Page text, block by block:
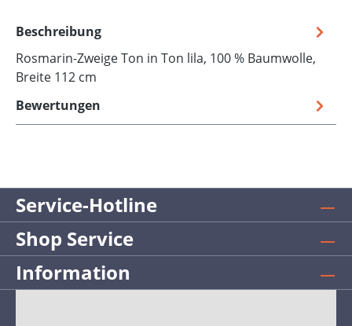
Beschreibung
Rosmarin-Zweige Ton in Ton lila, 100 % Baumwolle,
Breite 112 cm
Bewertungen
Service-Hotline
Shop Service
Information